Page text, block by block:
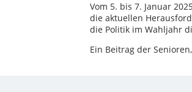
Vom 5. bis 7. Januar
die aktuellen
die Politik im Wahljahr
Ein Beitrag der